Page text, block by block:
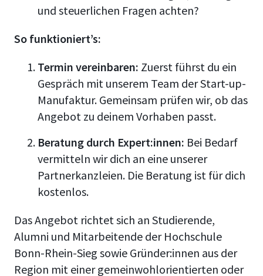
und steuerlichen Fragen achten?
So funktioniert’s:
Termin vereinbaren: Zuerst führst du ein
Gespräch mit unserem Team der Start-up-
Manufaktur. Gemeinsam prüfen wir, ob das
Angebot zu deinem Vorhaben passt.
Beratung durch Expert:innen: Bei Bedarf
vermitteln wir dich an eine unserer
Partnerkanzleien. Die Beratung ist für dich
kostenlos.
Das Angebot richtet sich an Studierende,
Alumni und Mitarbeitende der Hochschule
Bonn-Rhein-Sieg sowie Gründer:innen aus der
Region mit einer gemeinwohlorientierten oder